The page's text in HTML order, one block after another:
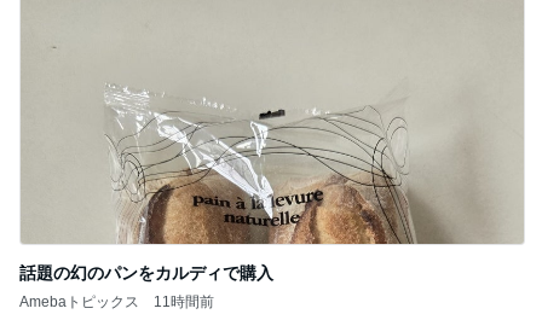
話題の幻のパンをカルディで購入
Amebaトピックス 11時間前